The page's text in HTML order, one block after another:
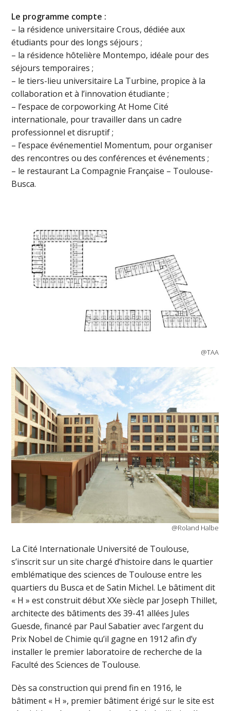
Le programme compte :
– la résidence universitaire Crous, dédiée aux
étudiants pour des longs séjours ;
– la résidence hôtelière Montempo, idéale pour des
séjours temporaires ;
– le tiers-lieu universitaire La Turbine, propice à la
collaboration et à l’innovation étudiante ;
– l’espace de corpoworking At Home Cité
internationale, pour travailler dans un cadre
professionnel et disruptif ;
– l’espace événementiel Momentum, pour organiser
des rencontres ou des conférences et événements ;
– le restaurant La Compagnie Française – Toulouse-
Busca.
@TAA
@Roland Halbe
La Cité Internationale Université de Toulouse,
s’inscrit sur un site chargé d’histoire dans le quartier
emblématique des sciences de Toulouse entre les
quartiers du Busca et de Satin Michel. Le bâtiment dit
« H » est construit début XXe siècle par Joseph Thillet,
architecte des bâtiments des 39-41 allées Jules
Guesde, financé par Paul Sabatier avec l’argent du
Prix Nobel de Chimie qu’il gagne en 1912 afin d’y
installer le premier laboratoire de recherche de la
Faculté des Sciences de Toulouse.
Dès sa construction qui prend fin en 1916, le
bâtiment « H », premier bâtiment érigé sur le site est